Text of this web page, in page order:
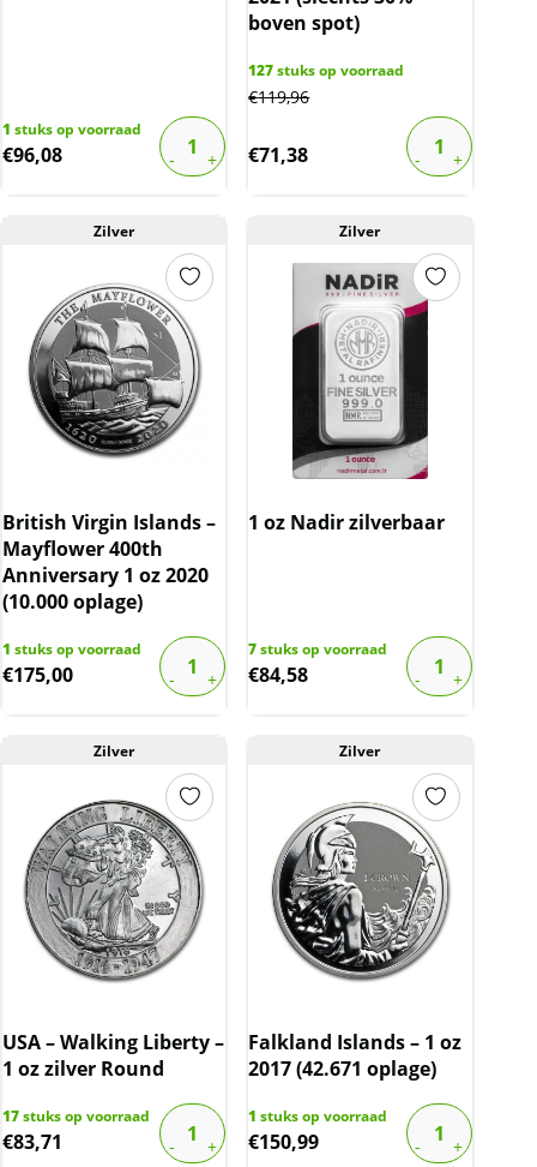
1 stuks op voorraad
€96,08
boven spot)
127stuks op voorraad
€119,96
€71,38
Zilver
British Virgin Islands –
Mayflower 400th
Anniversary 1 oz 2020
(10.000 oplage)
1 stuks op voorraad
€175,00
Zilver
1 oz Nadir zilverbaar
7stuks op voorraad
€84,58
Zilver
USA – Walking Liberty –
1 oz zilver Round
17stuks op voorraad
€83,71
Zilver
Falkland Islands – 1 oz
2017 (42.671 oplage)
1 stuks op voorraad
€150,99